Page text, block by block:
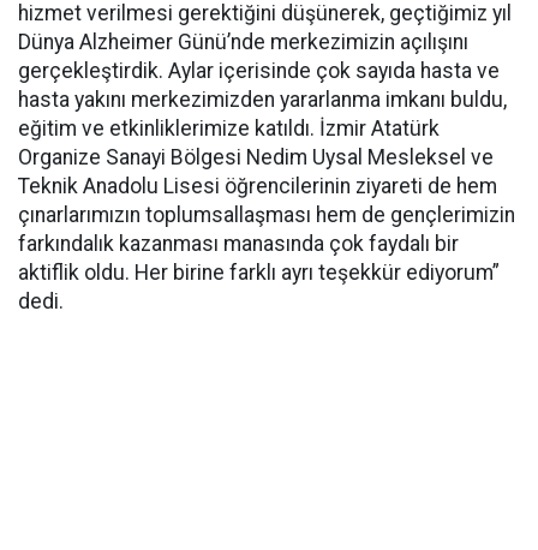
hizmet verilmesi gerektiğini düşünerek, geçtiğimiz yıl
Dünya Alzheimer Günü’nde merkezimizin açılışını
gerçekleştirdik. Aylar içerisinde çok sayıda hasta ve
hasta yakını merkezimizden yararlanma imkanı buldu,
eğitim ve etkinliklerimize katıldı. İzmir Atatürk
Organize Sanayi Bölgesi Nedim Uysal Mesleksel ve
Teknik Anadolu Lisesi öğrencilerinin ziyareti de hem
çınarlarımızın toplumsallaşması hem de gençlerimizin
farkındalık kazanması manasında çok faydalı bir
aktiflik oldu. Her birine farklı ayrı teşekkür ediyorum”
dedi.